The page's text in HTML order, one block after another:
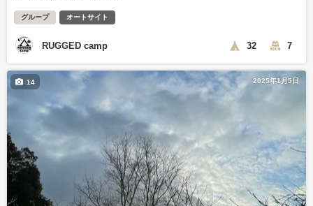
グループ オートサイト
RUGGED camp 32 7
2025年1月5日
14